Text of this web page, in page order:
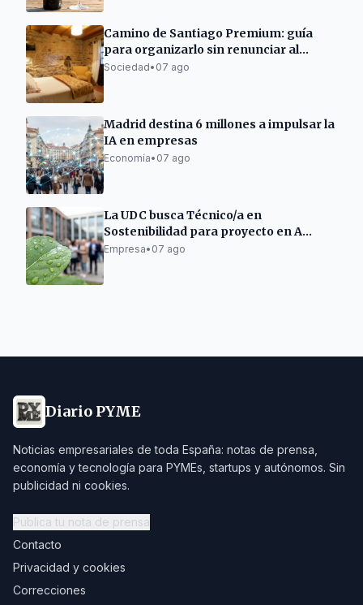
Camino de Santiago Premium: guía
para organizarlo sin renunciar al
descanso
Sociedad• 07 ago
Madrid destina 6 millones a impulsar la
IA en empresas
Economía• 07 ago
La UDC busca Técnico/a en
Sostenibilidad para proyecto en A
Mariña Lucense
Empresa• 07 ago
Diario PYME
Noticias empresariales de toda España: notas de prensa,
economía y tecnología para PYMEs, startups y autónomos. Sin
publicidad ni cookies.
Publica tu nota de prensa
Contacto
Privacidad y cookies
Correcciones